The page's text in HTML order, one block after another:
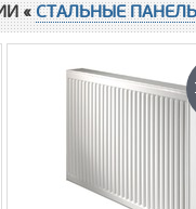
«СТАЛЬНЫЕ